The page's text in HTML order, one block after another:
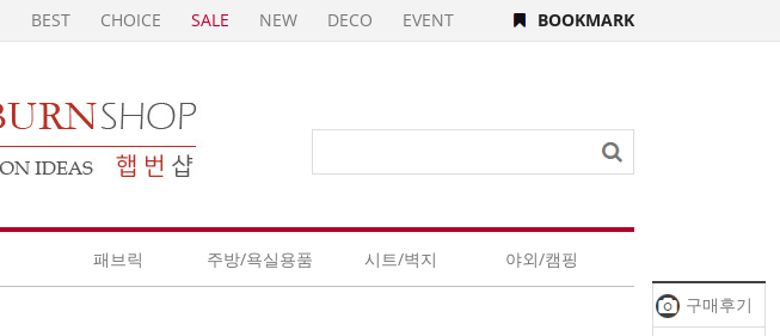
구매후기
BEST CHOICE SALE NEW DECO EVENT BOOKMARK
패브릭 주방/욕실용품 시트/벽지 야외/캠핑